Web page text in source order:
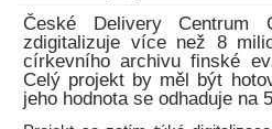
České Delivery Centrum
zdigitalizuje více než 8
církevního archivu finské
Celý projekt by měl být
jeho hodnota se odhaduje na